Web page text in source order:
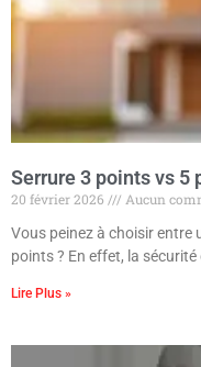
Serrure 3 points vs 5
20 février 2026
Aucun
Vous peinez à choisir entre
points ? En effet, la
Lire Plus »